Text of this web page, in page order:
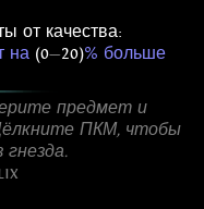
от качества:
на (0—20)% больше
предмет и
ПКМ, чтобы